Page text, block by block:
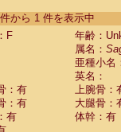
labiatus(0)
leucopus (0)
mystax
nigricollis (1)
oedipus
weddelli
spp.
から 1 件を表示中
F
年齢：
属名：
亜種小名
英名：
：有
上腕骨：
：有
大腿骨：
有
体幹：有